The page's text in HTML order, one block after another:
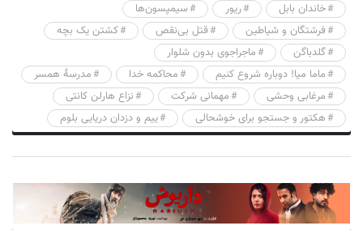
خاندان بابل
ریور
سیمپسون‌ها
فرشتگان و شیاطین
قتل بی‌نقص
کشتن یک بچه
گلدباگن
ماجراجوی بدون شلوار
ماما میا! دوباره شروع کنیم
محاکمه خدا
مدرسهٔ همسر
مرغابی وحشی
مهمانی شرکت
نزاع هارلن کانتی
هکتور و جستجو برای خوشحالی
ییم و دزدان دریایی بلوم